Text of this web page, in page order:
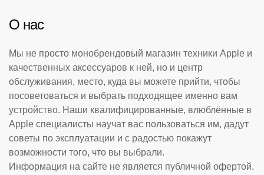
О нас
Мы не просто монобрендовый магазин техники Apple и
качественных аксессуаров к ней, но и центр
обслуживания, место, куда вы можете прийти, чтобы
посоветоваться и выбрать подходящее именно вам
устройство. Наши квалифицированные, влюблённые в
Apple специалисты научат вас пользоваться им, дадут
советы по эксплуатации и с радостью покажут
возможности того, что вы выбрали.
Информация на сайте не является публичной офертой.